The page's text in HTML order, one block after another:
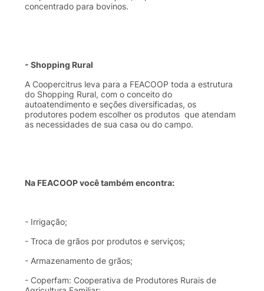
concentrado para bovinos.
- Shopping Rural
A Coopercitrus leva para a FEACOOP toda a estrutura
do Shopping Rural, com o conceito do
autoatendimento e seções diversificadas, os
produtores podem escolher os produtos que atendam
as necessidades de sua casa ou do campo.
Na FEACOOPvocêtambém encontra:
- Irrigação;
- Troca de grãos por produtos e serviços;
- Armazenamento de grãos;
- Coperfam: Cooperativa de Produtores Rurais de